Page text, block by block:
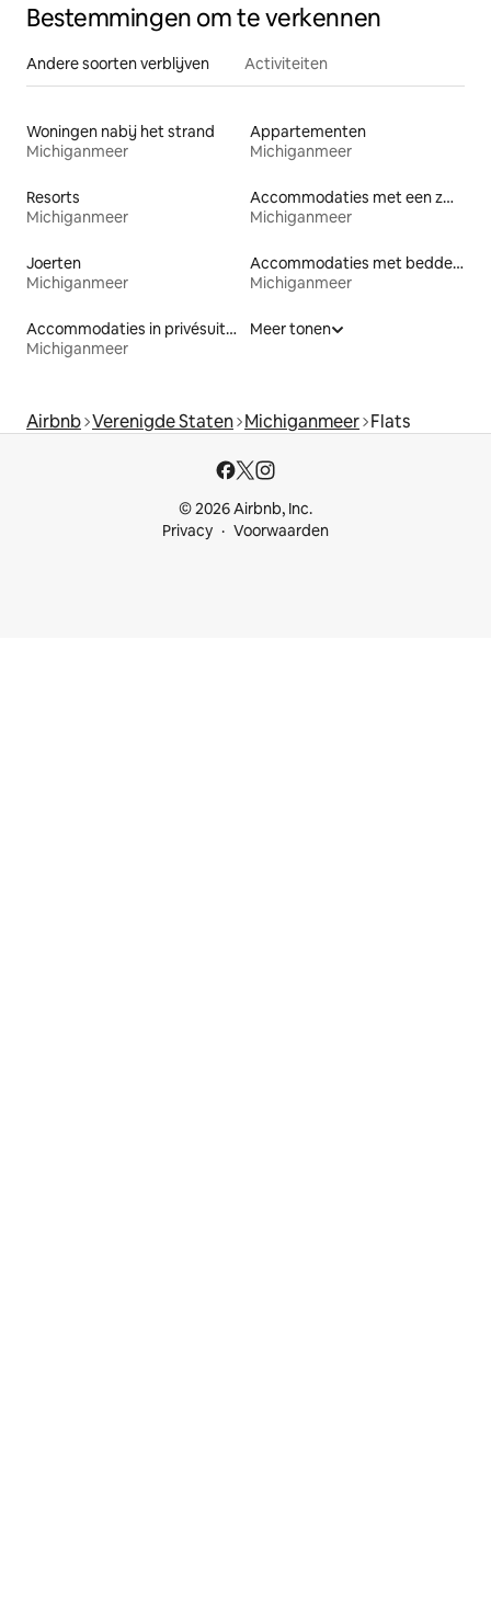
Bestemmingen om te verkennen
Andere soorten verblijven Activiteiten
Woningen nabij het strand
Michiganmeer
Appartementen
Michiganmeer
Resorts
Michiganmeer
Accommodaties met een zwembad
Michiganmeer
Joerten
Michiganmeer
Accommodaties met bedden op toegankelijke hoogte
Michiganmeer
Accommodaties in privésuites
Michiganmeer
Meer tonen
Airbnb Verenigde Staten Michiganmeer Flats
© 2026 Airbnb, Inc.
Privacy
Voorwaarden